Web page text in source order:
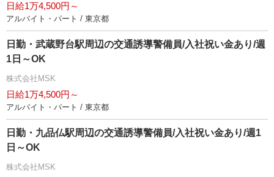
日給1万4,500円～
アルバイト・パート / 東京都
日勤・武蔵野台駅周辺の交通誘導警備員/入社祝い金あり/週
1日～OK
株式会社MSK
日給1万4,500円～
アルバイト・パート / 東京都
日勤・九品仏駅周辺の交通誘導警備員/入社祝い金あり/週1
日～OK
株式会社MSK